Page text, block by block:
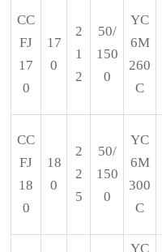
CC
FJ
17
0
17
0
2
1
2
50/
150
0
YC
6M
260
C
CC
FJ
18
0
18
0
2
2
5
50/
150
0
YC
6M
300
C
YC